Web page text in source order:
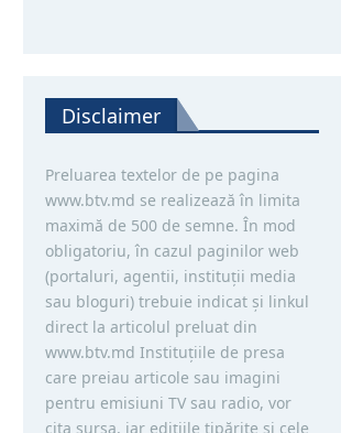
Disclaimer
Preluarea textelor de pe pagina
www.btv.md se realizează în limita
maximă de 500 de semne. În mod
obligatoriu, în cazul paginilor web
(portaluri, agentii, instituţii media
sau bloguri) trebuie indicat şi linkul
direct la articolul preluat din
www.btv.md Instituţiile de presa
care preiau articole sau imagini
pentru emisiuni TV sau radio, vor
cita sursa, iar ediţiile tipărite și cele